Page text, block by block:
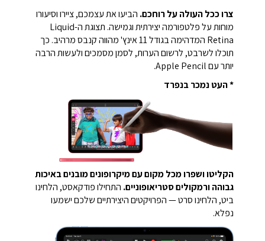
צרו ככל העולה על רוחכם. הביעו את עצמכם, ציירו וסיעורו
מוחות על פלטפורמה יצירתית וגמישה. תצוגת ה-Liquid
Retina המדהימה בגודל 11 אינץ' מהווה קנבס מרהיב. כך
תוכלו לשרבט, לרשום הערות, לסמן מסמכים ולעשות הרבה
יותר עם Apple Pencil.
* העט נמכר בנפרד
הקליטו ושפרו מכל מקום עם מיקרופונים מובנים באיכות
גבוהה ורמקולים סטריאופוניים. התחילו פודקאסט, הלחינו
ביט, הלחינו סרט — הפרויקטים היצירתיים שלכם ישמעו
נפלא.